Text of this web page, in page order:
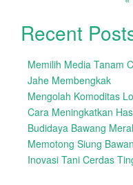
Recent
Memilih Media Tanam
Jahe Membengkak
Mengolah Komoditas
Cara Meningkatkan
Budidaya Bawang
Memotong Siung
Inovasi Tani Cerdas